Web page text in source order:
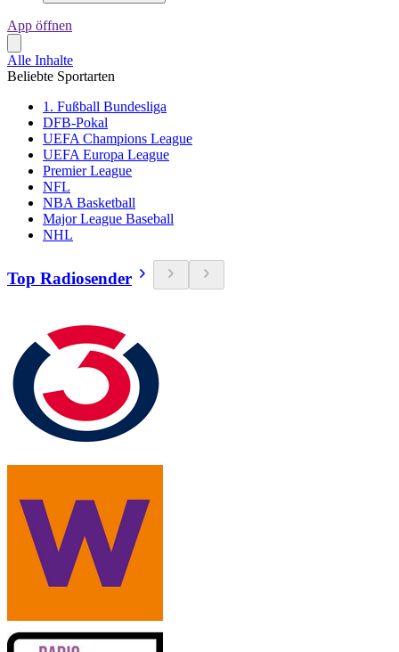
App öffnen
Alle Inhalte
Beliebte Sportarten
1. Fußball Bundesliga
DFB-Pokal
UEFA Champions League
UEFA Europa League
Premier League
NFL
NBA Basketball
Major League Baseball
NHL
Top Radiosender